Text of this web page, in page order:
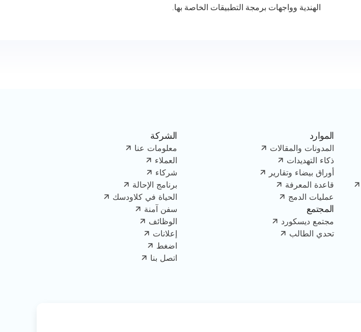
الهندية وواجهات برمجة التطبيقات الخاصة بها.
الموارد
المدونات والمقالات
ذكاء التهديدات
أوراق بيضاء وتقارير
قاعدة المعرفة
عمليات الدمج
المجتمع
مجتمع ديسكورد
تحدي الطالب
الشركة
معلومات عنا
العملاء
شركاء
برنامج الإحالة
الحياة في كلاودسك
سفن آمنة
الوظائف
إعلانات
اضغط
اتصل بنا